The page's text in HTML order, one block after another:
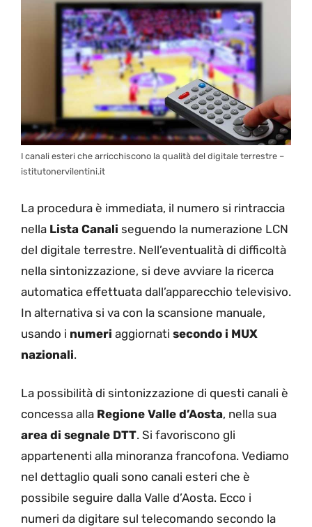
I canali esteri che arricchiscono la qualità del digitale terrestre –
istitutonervilentini.it
La procedura è immediata, il numero si rintraccia
nella Lista Canali seguendo la numerazione LCN
del digitale terrestre. Nell’eventualità di difficoltà
nella sintonizzazione, si deve avviare la ricerca
automatica effettuata dall’apparecchio televisivo.
In alternativa si va con la scansione manuale,
usando i numeri aggiornati secondo i MUX
nazionali.
La possibilità di sintonizzazione di questi canali è
concessa alla Regione Valle d’Aosta, nella sua
area di segnale DTT. Si favoriscono gli
appartenenti alla minoranza francofona. Vediamo
nel dettaglio quali sono canali esteri che è
possibile seguire dalla Valle d’Aosta. Ecco i
numeri da digitare sul telecomando secondo la